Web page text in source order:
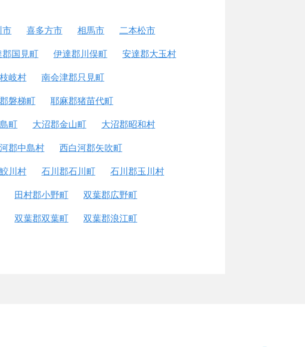
市 喜多方市 相馬市 二本松市
国見町 伊達郡川俣町 安達郡大玉村
岐村 南会津郡只見町
磐梯町 耶麻郡猪苗代町
町 大沼郡金山町 大沼郡昭和村
郡中島村 西白河郡矢吹町
川村 石川郡石川町 石川郡玉川村
田村郡小野町 双葉郡広野町
双葉郡双葉町 双葉郡浪江町